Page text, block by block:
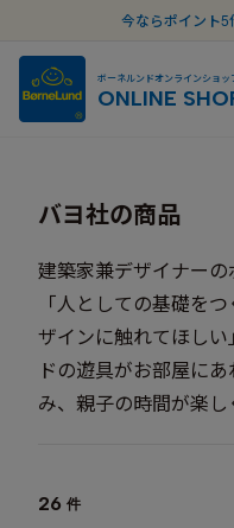
今ならポイント
ボーネルンドオンラインショッ
ONLINE
バヨ社の商品
建築家兼デザイナー
「人としての基礎を
ザインに触れてほし
ドの遊具がお部屋に
み、親子の時間が楽し
26 件